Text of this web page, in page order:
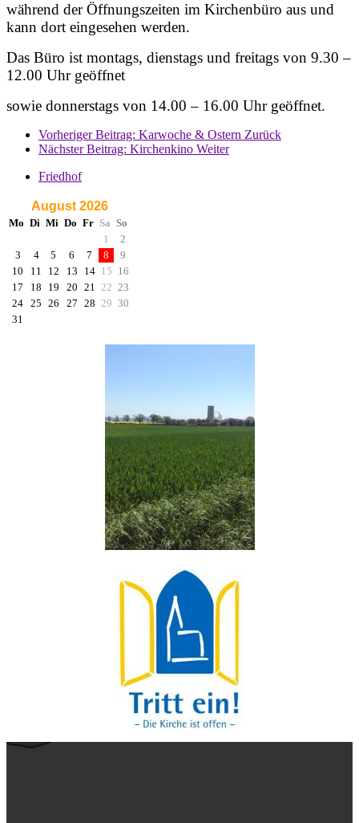
während der Öffnungszeiten im Kirchenbüro aus und
kann dort eingesehen werden.
Das Büro ist montags, dienstags und freitags von 9.30 –
12.00 Uhr geöffnet
sowie donnerstags von 14.00 – 16.00 Uhr geöffnet.
Vorheriger Beitrag: Karwoche & Ostern Zurück
Nächster Beitrag: Kirchenkino Weiter
Friedhof
August 2026
Mo Di Mi Do Fr Sa So
1
2
3
4 5 6 7 8
9
10
11 12 13 14 15 16
17
18 19 20 21 22 23
24 25 26 27 28 29 30
31